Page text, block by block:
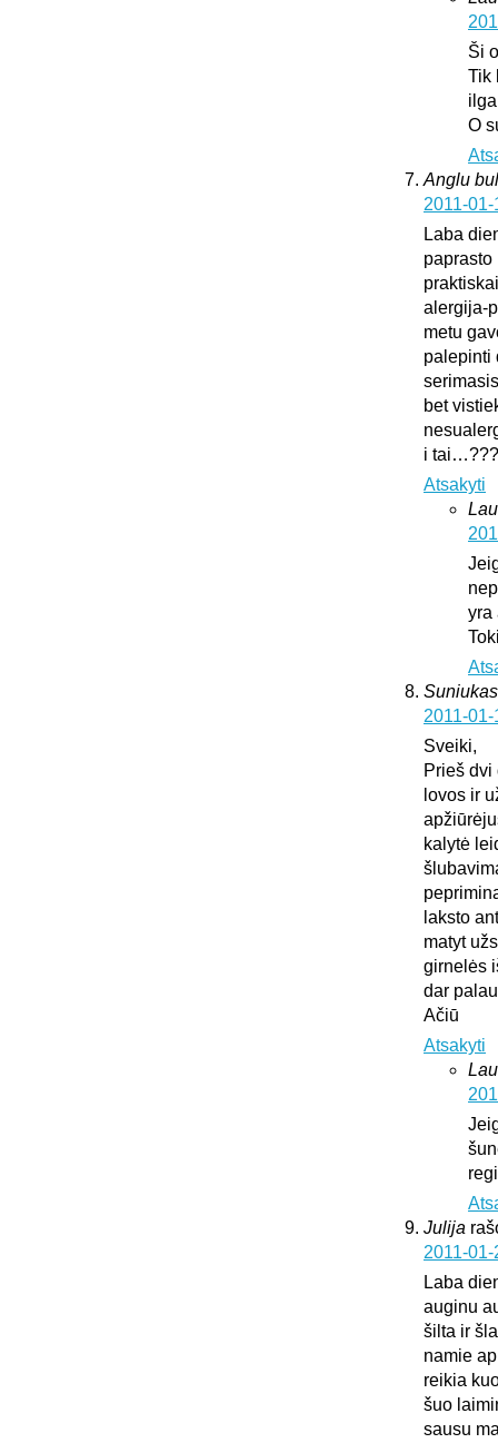
Ši
Tik
O
Anglu
2011-
Laba
paprasto
alergija-
metu
palepinti
bet
i tai…???
Atsakyti
yra
2011-
Sveiki,
Prieš
lovos ir
kalytė
laksto
matyt
girnelės
dar
Ačiū
Atsakyti
Julija
2011-
Laba
auginu
šilta ir
namie
reikia
šuo
sausu